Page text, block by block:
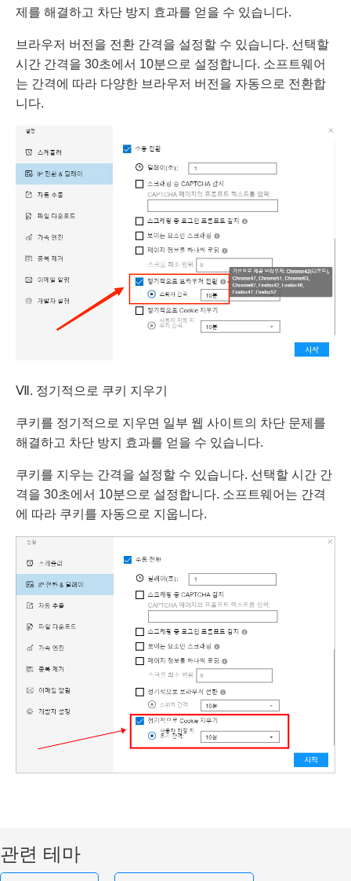
제를 해결하고 차단 방지 효과를 얻을 수 있습니다.
브라우저 버전을 전환 간격을 설정할 수 있습니다. 선택할
시간 간격을 30초에서 10분으로 설정합니다. 소프트웨어
는 간격에 따라 다양한 브라우저 버전을 자동으로 전환합
니다.
Ⅶ. 정기적으로 쿠키 지우기
쿠키를 정기적으로 지우면 일부 웹 사이트의 차단 문제를
해결하고 차단 방지 효과를 얻을 수 있습니다.
쿠키를 지우는 간격을 설정할 수 있습니다. 선택할 시간 간
격을 30초에서 10분으로 설정합니다. 소프트웨어는 간격
에 따라 쿠키를 자동으로 지웁니다.
관련 테마